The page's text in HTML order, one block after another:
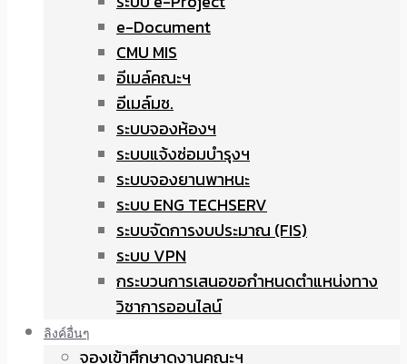
e-Document
CMU MIS
อีเมล์คณะฯ
อีเมล์มช.
ระบบจองห้องฯ
ระบบแจ้งซ่อมบำรุงฯ
ระบบจองยานพาหนะ
ระบบ ENG TECHSERV
ระบบจัดการงบประมาณ (FIS)
ระบบ VPN
กระบวนการเสนอขอกำหนดตำแหน่งทาง
วิชาการออนไลน์
ลิงค์อื่นๆ
จองเข้าศึกษาดูงานคณะฯ